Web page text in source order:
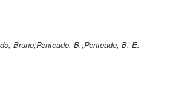
Bruno;Penteado, B.;Penteado, B. E.